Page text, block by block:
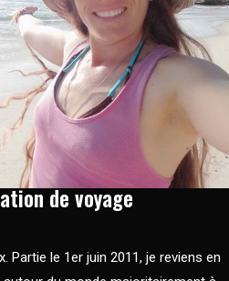
de voyage
Partie le 1er juin 2011, je reviens en